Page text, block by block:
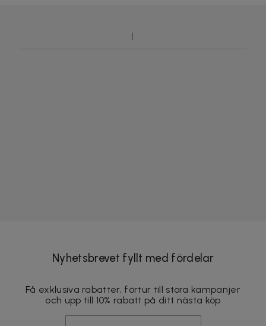
Nyhetsbrevet fyllt med fördelar
Få exklusiva rabatter, förtur till stora kampanjer
och upp till 10% rabatt på ditt nästa köp